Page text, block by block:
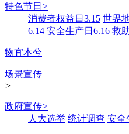
特色节日 >
消费者权益日3.15 世界
6.14 安全生产日6.16 救
物宜本兮
场景宣传
>
政府宣传>
人大选举 统计调查 安全